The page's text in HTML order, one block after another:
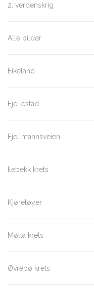
2. verdenskrig
Alle bilder
Eikeland
Fjellestad
Fjellmannsveien
Ilebekk krets
Kjøretøyer
Mølla krets
Øvrebø krets